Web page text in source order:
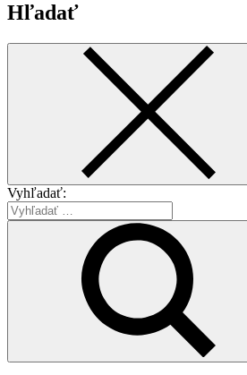
Hľadať
Vyhľadať: